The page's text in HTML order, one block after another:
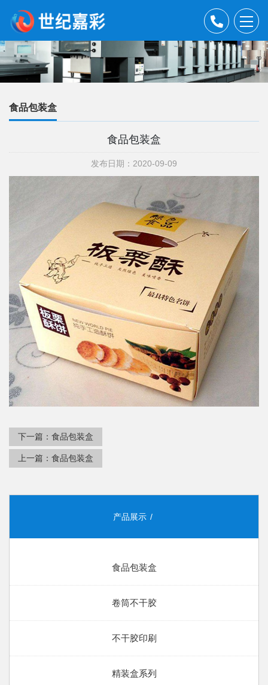
产品展示
食品包装盒
卷筒不干胶
不干胶印刷
精装盒系列
食品包装盒
食品包装盒
发布日期：2020-09-09
下一篇： 食品包装盒
上一篇： 食品包装盒